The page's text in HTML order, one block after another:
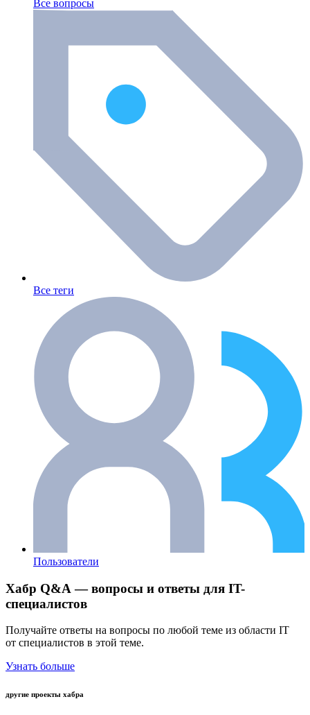
Все вопросы
Все теги
Пользователи
Хабр Q&A — вопросы и ответы для IT-
специалистов
Получайте ответы на вопросы по любой теме из области IT
от специалистов в этой теме.
Узнать больше
другие проекты хабра